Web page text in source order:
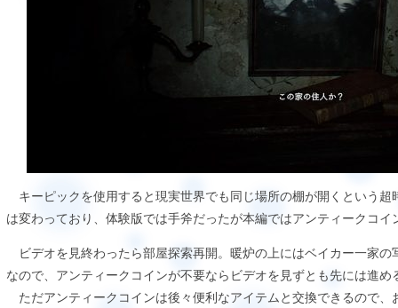
キーピックを使用すると現実世界でも同じ場所の棚が開くという超
は変わっており、体験版では手斧だったが本編ではアンティークコ
ビデオを見終わったら部屋探索再開。暖炉の上にはベイカー一家の
なので、アンティークコインが不要ならビデオを見ずとも先には進め
ただアンティークコインは後々便利なアイテムと交換できるので、